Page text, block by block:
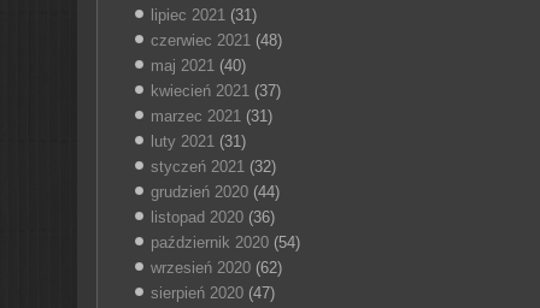
lipiec 2021(31)
czerwiec 2021(48)
maj 2021(40)
kwiecień 2021(37)
marzec 2021(31)
luty 2021(31)
styczeń 2021(32)
grudzień 2020(44)
listopad 2020(36)
październik 2020(54)
wrzesień 2020(62)
sierpień 2020(47)